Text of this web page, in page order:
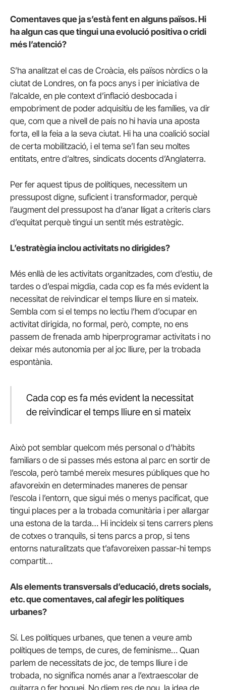
Comentaves que ja s’està fent en alguns països. Hi
ha algun cas que tingui una evolució positiva o cridi
més l’atenció?
S’ha analitzat el cas de Croàcia, els països nòrdics o la
ciutat de Londres, on fa pocs anys i per iniciativa de
l’alcalde, en ple context d’inflació desbocada i
empobriment de poder adquisitiu de les famílies, va dir
que, com que a nivell de país no hi havia una aposta
forta, ell la feia a la seva ciutat. Hi ha una coalició social
de certa mobilització, i el tema se’l fan seu moltes
entitats, entre d’altres, sindicats docents d’Anglaterra.
Per fer aquest tipus de polítiques, necessitem un
pressupost digne, suficient i transformador, perquè
l’augment del pressupost ha d’anar lligat a criteris clars
d’equitat perquè tingui un sentit més estratègic.
L’estratègia inclou activitats no dirigides?
Més enllà de les activitats organitzades, com d’estiu, de
tardes o d’espai migdia, cada cop es fa més evident la
necessitat de reivindicar el temps lliure en si mateix.
Sembla com si el temps no lectiu l’hem d’ocupar en
activitat dirigida, no formal, però, compte, no ens
passem de frenada amb hiperprogramar activitats i no
deixar més autonomia per al joc lliure, per la trobada
espontània.
Cada cop es fa més evident la necessitat
de reivindicar el temps lliure en si mateix
Això pot semblar quelcom més personal o d’hàbits
familiars o de si passes més estona al parc en sortir de
l’escola, però també mereix mesures públiques que ho
afavoreixin en determinades maneres de pensar
l’escola i l’entorn, que sigui més o menys pacificat, que
tingui places per a la trobada comunitària i per allargar
una estona de la tarda… Hi incideix si tens carrers plens
de cotxes o tranquils, si tens parcs a prop, si tens
entorns naturalitzats que t’afavoreixen passar-hi temps
compartit…
Als elements transversals d’educació, drets socials,
etc. que comentaves, cal afegir les polítiques
urbanes?
Sí. Les polítiques urbanes, que tenen a veure amb
polítiques de temps, de cures, de feminisme… Quan
parlem de necessitats de joc, de temps lliure i de
trobada, no significa només anar a l’extraescolar de